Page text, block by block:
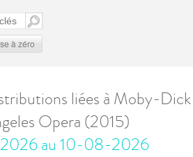
DE
à zéro
liées à Moby-Dick
Opera (2015)
au 10-08-2026